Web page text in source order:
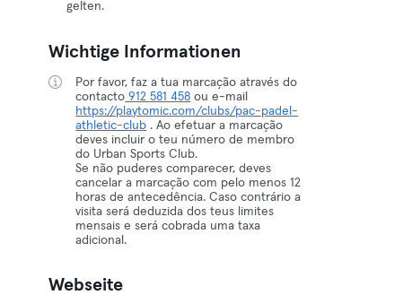
gelten.
Wichtige Informationen
Por favor, faz a tua marcação através do
contacto 912 581 458 ou e-mail
https://playtomic.com/clubs/pac-padel-
athletic-club . Ao efetuar a marcação
deves incluir o teu número de membro
do Urban Sports Club.
Se não puderes comparecer, deves
cancelar a marcação com pelo menos 12
horas de antecedência. Caso contrário a
visita será deduzida dos teus limites
mensais e será cobrada uma taxa
adicional.
Webseite